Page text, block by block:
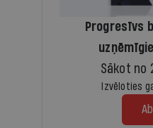
Progresīvs
Sākot no
Izvēloties